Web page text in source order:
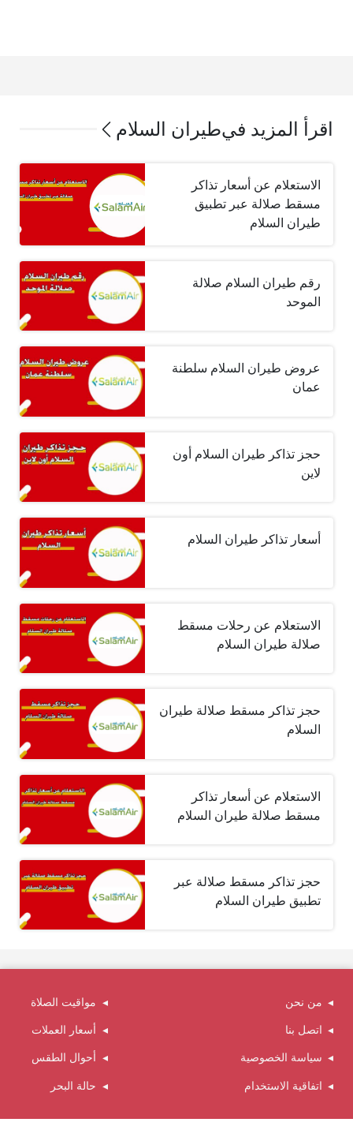
اقرأ المزيد فيطيران السلام
الاستعلام عن أسعار تذاكر
مسقط صلالة عبر تطبيق
طيران السلام
رقم طيران السلام صلالة
الموحد
عروض طيران السلام سلطنة
عمان
حجز تذاكر طيران السلام أون
لاين
أسعار تذاكر طيران السلام
الاستعلام عن رحلات مسقط
صلالة طيران السلام
حجز تذاكر مسقط صلالة طيران
السلام
الاستعلام عن أسعار تذاكر
مسقط صلالة طيران السلام
حجز تذاكر مسقط صلالة عبر
تطبيق طيران السلام
من نحن
اتصل بنا
سياسة الخصوصية
اتفاقية الاستخدام
مواقيت الصلاة
أسعار العملات
أحوال الطقس
حالة البحر